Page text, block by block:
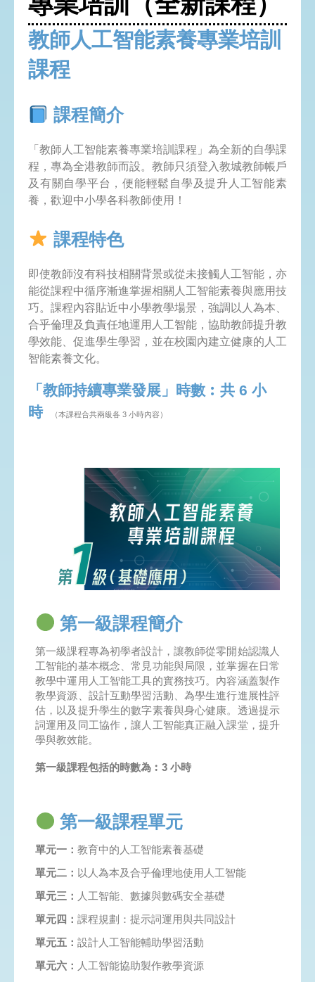
教師人工智能素養專業培訓
課程
課程簡介
「教師人工智能素養專業培訓課程」為全新的自學課
程，專為全港教師而設。教師只須登入教城教師帳戶
及有關自學平台，便能輕鬆自學及提升人工智能素
養，歡迎中小學各科教師使用！
課程特色
即使教師沒有科技相關背景或從未接觸人工智能，亦
能從課程中循序漸進掌握相關人工智能素養與應用技
巧。課程內容貼近中小學教學場景，強調以人為本、
合乎倫理及負責任地運用人工智能，協助教師提升教
學效能、促進學生學習，並在校園內建立健康的人工
智能素養文化。
「教師持續專業發展」時數︰共 6 小
時 （本課程合共兩級各 3 小時內容）
第一級課程簡介
第一級課程專為初學者設計，讓教師從零開始認識人
工智能的基本概念、常見功能與局限，並掌握在日常
教學中運用人工智能工具的實務技巧。內容涵蓋製作
教學資源、設計互動學習活動、為學生進行進展性評
估，以及提升學生的數字素養與身心健康。透過提示
詞運用及同工協作，讓人工智能真正融入課堂，提升
學與教效能。
第一級課程包括的時數為︰3 小時
第一級課程單元
單元一： 教育中的人工智能素養基礎
單元二： 以人為本及合乎倫理地使用人工智能
單元三： 人工智能、數據與數碼安全基礎
單元四： 課程規劃：提示詞運用與共同設計
單元五： 設計人工智能輔助學習活動
單元六： 人工智能協助製作教學資源